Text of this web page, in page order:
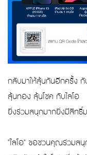
กลับมาให้ลุ้นกันอีกครั้ง
ลุ้นทอง ลุ้นโชค กับไลโอ
ยิ่งร่วมสนุกมากยิ่งมีสิทธิ์
"ไลโอ" ขอชวนคุณร่วมส